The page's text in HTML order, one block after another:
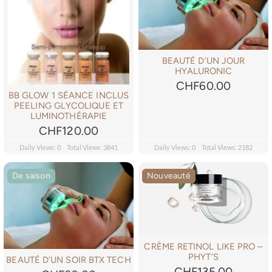
BB GLOW 1 SÉANCE INCLUS
PEELING GLYCOLIQUE ET
LUMINOTHÉRAPIE
CHF120.00
Daily Views: 0 Total Views: 3841
BEAUTÉ D’UN JOUR
HYALURONIC
CHF60.00
Daily Views: 0 Total Views: 2182
De saison
BEAUTÉ D’UN SOIR BTX TECH
Nouveauté
CRÈME RETINOL LIKE PRO –
PHYT’S